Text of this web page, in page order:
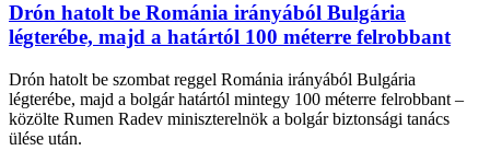
Drón hatolt be Románia irányából Bulgária
légterébe, majd a határtól 100 méterre felrobbant
Drón hatolt be szombat reggel Románia irányából Bulgária
légterébe, majd a bolgár határtól mintegy 100 méterre felrobbant –
közölte Rumen Radev miniszterelnök a bolgár biztonsági tanács
ülése után.